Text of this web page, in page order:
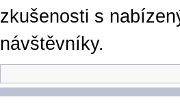
zkušenosti s
návštěvníky.